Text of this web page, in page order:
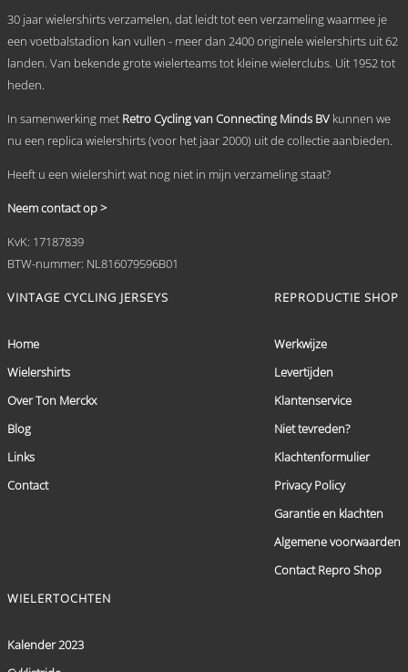
gekozen
op
de
30 jaar wielershirts verzamelen, dat leidt tot een verzameling waarmee je
een voetbalstadion kan vullen - meer dan 2400 originele wielershirts uit 62
landen. Van bekende grote wielerteams tot kleine wielerclubs. Uit 1952 tot
heden.
In samenwerking met Retro Cycling van Connecting Minds BV kunnen we
nu een replica wielershirts (voor het jaar 2000) uit de collectie aanbieden.
Heeft u een wielershirt wat nog niet in mijn verzameling staat?
Neem contact op >
KvK: 17187839
BTW-nummer: NL816079596B01
VINTAGE CYCLING JERSEYS
Home
Wielershirts
Over Ton Merckx
Blog
Links
Contact
REPRODUCTIE SHOP
Werkwijze
Levertijden
Klantenservice
Niet tevreden?
Klachtenformulier
Privacy Policy
Garantie en klachten
Algemene voorwaarden
Contact Repro Shop
WIELERTOCHTEN
Kalender 2023